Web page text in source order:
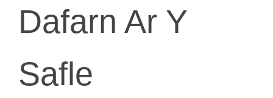
Dafarn Ar Y
Safle